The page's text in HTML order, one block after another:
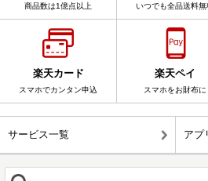
商品数は1億点以上 いつでも全品送料無
楽天カード
スマホでカンタン申込
楽天ペイ
スマホをお財布に
サービス一覧 アプ